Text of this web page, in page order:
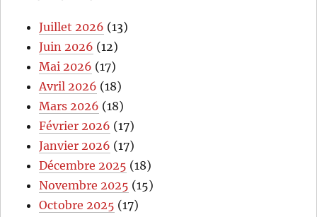
Juillet 2026 (13)
Juin 2026 (12)
Mai 2026 (17)
Avril 2026 (18)
Mars 2026 (18)
Février 2026 (17)
Janvier 2026 (17)
Décembre 2025 (18)
Novembre 2025 (15)
Octobre 2025 (17)